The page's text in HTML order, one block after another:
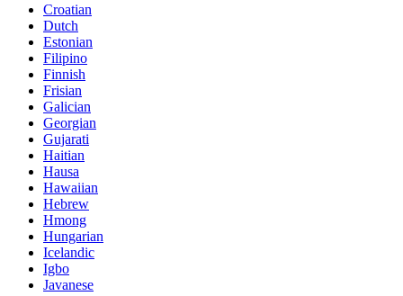
Croatian
Dutch
Estonian
Filipino
Finnish
Frisian
Galician
Georgian
Gujarati
Haitian
Hausa
Hawaiian
Hebrew
Hmong
Hungarian
Icelandic
Igbo
Javanese